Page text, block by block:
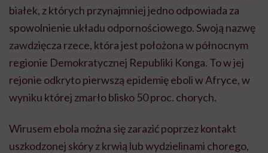
białek, z których przynajmniej jedno odpowiada za
spowolnienie układu odpornościowego. Swoją nazwę
zawdzięcza rzece, która jest położona w północnym
regionie Demokratycznej Republiki Konga. To w jej
rejonie odkryto pierwszą epidemię eboli w Afryce, w
wyniku której zmarło blisko 50 proc. chorych.
Wirusem ebola można się zarazić poprzez kontakt
uszkodzonej skóry z krwią lub wydzielinami chorego,